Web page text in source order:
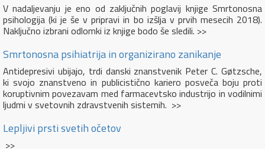
V nadaljevanju je eno od zaključnih poglavij knjige Smrtonosna
psihologija (ki je še v pripravi in bo izšlja v prvih mesecih 2018).
Naključno izbrani odlomki iz knjige bodo še sledili. >>
Smrtonosna psihiatrija in organizirano zanikanje
Antidepresivi ubijajo, trdi danski znanstvenik Peter C. Gøtzsche,
ki svojo znanstveno in publicistično kariero posveča boju proti
koruptivnim povezavam med farmacevtsko industrijo in vodilnimi
ljudmi v svetovnih zdravstvenih sistemih. >>
Lepljivi prsti svetih očetov
>>